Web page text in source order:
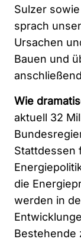
Sulzer
sprach
Ursachen
Bauen und
Wie
aktuell 32
Stattdessen
die
werden in
Bestehende